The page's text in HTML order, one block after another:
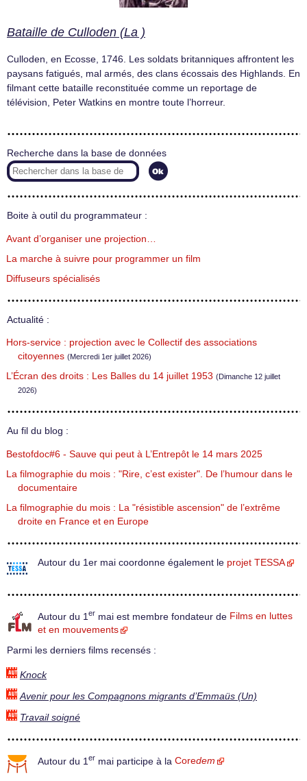
Bataille de Culloden (La )
Culloden, en Ecosse, 1746. Les soldats britanniques affrontent les
paysans fatigués, mal armés, des clans écossais des Highlands. En
filmant cette bataille reconstituée comme un reportage de
télévision, Peter Watkins en montre toute l’horreur.
Recherche dans la base de données
Boite à outil du programmateur :
Avant d’organiser une projection…
La marche à suivre pour programmer un film
Diffuseurs spécialisés
Actualité :
Hors-service : projection avec le Collectif des associations
citoyennes (Mercredi 1er juillet 2026)
L’Écran des droits : Les Balles du 14 juillet 1953 (Dimanche 12 juillet
2026)
Au fil du blog :
Bestofdoc#6 - Sauve qui peut à L’Entrepôt le 14 mars 2025
La filmographie du mois : "Rire, c’est exister". De l’humour dans le
documentaire
La filmographie du mois : La "résistible ascension" de l’extrême
droite en France et en Europe
Autour du 1er mai coordonne également le projet TESSA
Autour du 1 er mai est membre fondateur de Films en luttes
et en mouvements
Parmi les derniers films recensés :
Knock
Avenir pour les Compagnons migrants d’Emmaüs (Un)
Travail soigné
Autour du 1 er mai participe à la Coredem